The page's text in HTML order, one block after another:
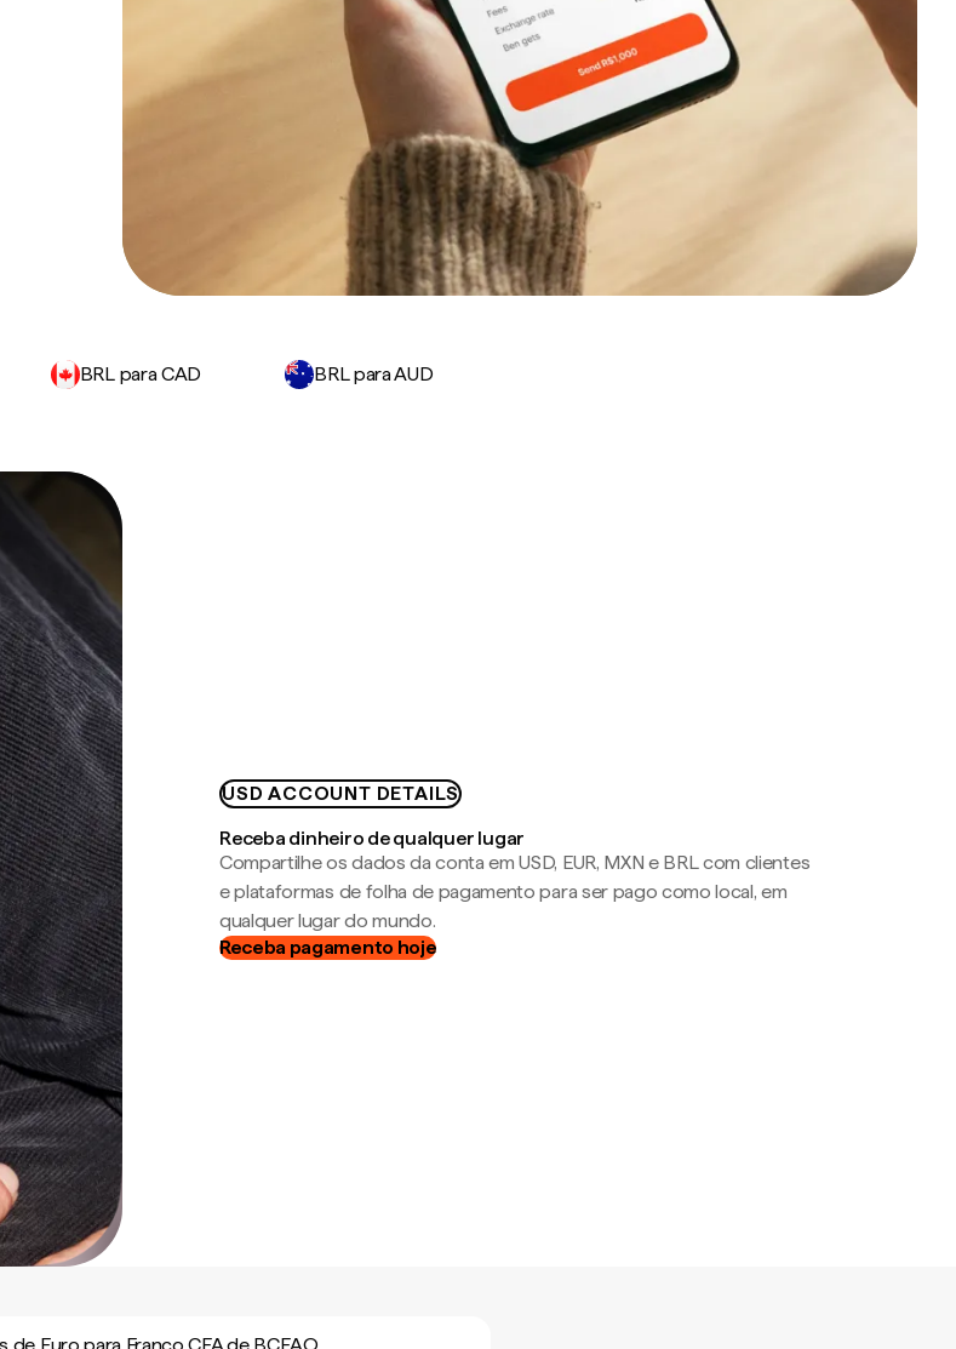
BRL para CAD BRL para AUD
USD ACCOUNT DETAILS
Receba dinheiro de qualquer lugar
Compartilhe os dados da conta em USD, EUR, MXN e BRL com clientes
e plataformas de folha de pagamento para ser pago como local, em
qualquer lugar do mundo.
Receba pagamento hoje